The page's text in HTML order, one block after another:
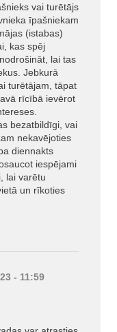
vai turētājs
īpašniekam
(istabas)
kas spēj
lai tas
Jebkurā
turētājam, tāpat
rīcībā ievērot
bezatbildīgi, vai
nekavējoties
diennakts
iespējami
lai varētu
un rīkoties
- 11:59